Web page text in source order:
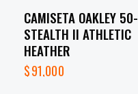
CAMISETA OAKLEY 50-
STEALTH II ATHLETIC
HEATHER
$91,000